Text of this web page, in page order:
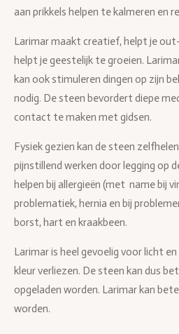
aan prikkels helpen te kalmeren en
Larimar maakt creatief, helpt je
helpt je geestelijk te groeien.
kan ook stimuleren dingen op zijn
nodig. De steen bevordert diepe
contact te maken met gidsen.
Fysiek gezien kan de steen
pijnstillend werken door legging op
helpen bij allergieën (met name bij
problematiek, hernia en bij
borst, hart en kraakbeen.
Larimar is heel gevoelig voor licht
kleur verliezen. De steen kan dus
opgeladen worden. Larimar kan
worden.